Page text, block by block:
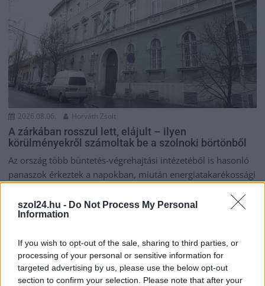
szol24.hu - Do Not Process My Personal
Information
If you wish to opt-out of the sale, sharing to third parties, or
processing of your personal or sensitive information for
targeted advertising by us, please use the below opt-out
section to confirm your selection. Please note that after your
2026.08.06. Horváth Zsolt
A zárkában rosszul lett, elájult – ilyen
körülményekről számoltak be a szolnoki börtönből
Az ország több büntetés-végrehajtási intézetéből is hasonló
panaszok érkeztek a napokban, miután energiatakarékossági
Szolnok